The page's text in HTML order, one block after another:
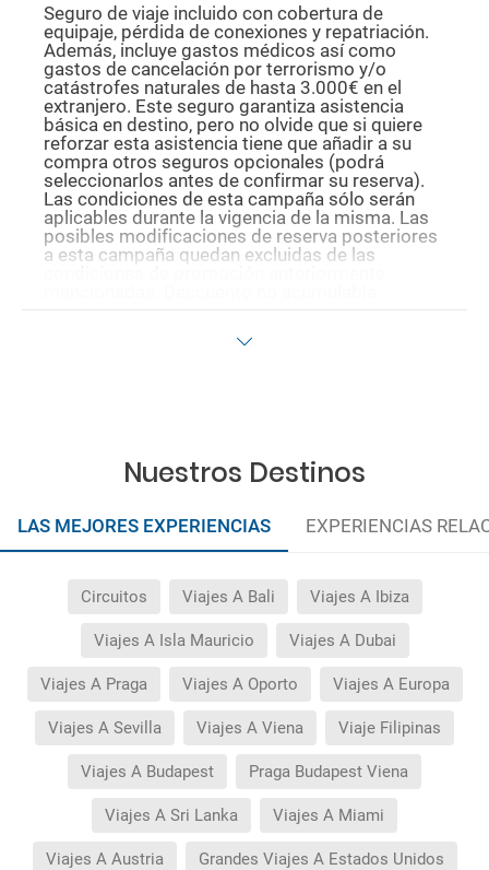
Seguro de viaje incluido con cobertura de
equipaje, pérdida de conexiones y repatriación.
Además, incluye gastos médicos así como
gastos de cancelación por terrorismo y/o
catástrofes naturales de hasta 3.000€ en el
extranjero. Este seguro garantiza asistencia
básica en destino, pero no olvide que si quiere
reforzar esta asistencia tiene que añadir a su
compra otros seguros opcionales (podrá
seleccionarlos antes de confirmar su reserva).
Las condiciones de esta campaña sólo serán
aplicables durante la vigencia de la misma. Las
posibles modificaciones de reserva posteriores
a esta campaña quedan excluidas de las
Nuestros Destinos
LAS MEJORES EXPERIENCIAS EXPERIENCIAS
Circuitos Viajes A Bali Viajes A Ibiza
Viajes A Isla Mauricio Viajes A Dubai
Viajes A Praga Viajes A Oporto Viajes A Europa
Viajes A Sevilla Viajes A Viena Viaje Filipinas
Viajes A Budapest Praga Budapest Viena
Viajes A Sri Lanka Viajes A Miami
Viajes A Austria Grandes Viajes A Estados Unidos